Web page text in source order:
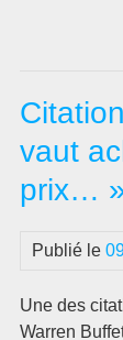
vaut
prix…
Publié le
Une des
Warren